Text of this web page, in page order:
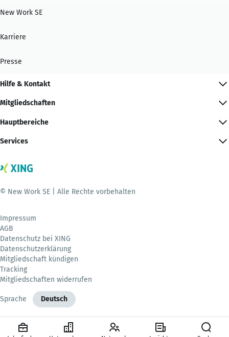
New Work SE
Karriere
Presse
Hilfe & Kontakt
Mitgliedschaften
Hauptbereiche
Services
© New Work SE | Alle Rechte vorbehalten
Impressum
AGB
Datenschutz bei XING
Datenschutzerklärung
Mitgliedschaft kündigen
Tracking
Mitgliedschaften widerrufen
Sprache Deutsch